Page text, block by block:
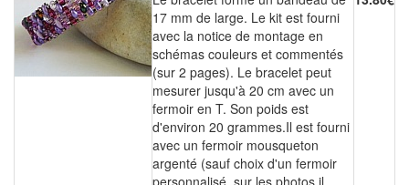
17 mm de large. Le kit est fourni
avec la notice de montage en
schémas couleurs et commentés
(sur 2 pages). Le bracelet peut
mesurer jusqu'à 20 cm avec un
fermoir en T. Son poids est
d'environ 20 grammes.Il est fourni
avec un fermoir mousqueton
argenté (sauf choix d'un fermoir